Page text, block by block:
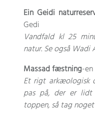
Ein Geidi
Gedi
Vandfald kl 25
natur. Se også
Massad fæstning-
Et rigt arkæologisk
pas på, der er lidt
toppen, så tag